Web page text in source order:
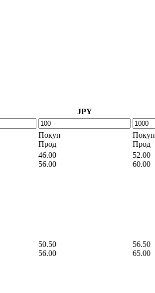
JPY
Покуп
Прод
Покуп
Прод
46.00
56.00
52.00
60.00
50.50
56.00
56.50
65.00